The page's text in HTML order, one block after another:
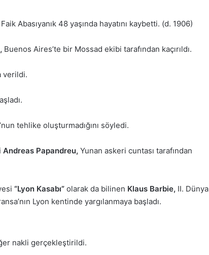
Abasıyanık 48 yaşında hayatını kaybetti. (d. 1906)
Buenos Aires’te bir Mossad ekibi tarafından kaçırıldı.
verildi.
tehlike oluşturmadığını söyledi.
Andreas Papandreu, Yunan askeri cuntası tarafından
“Lyon Kasabı” olarak da bilinen Klaus Barbie, II. Dünya
Lyon kentinde yargılanmaya başladı.
nakli gerçekleştirildi.